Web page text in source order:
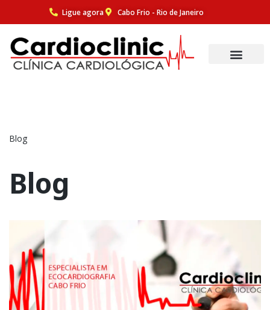
para
o
Ligue agora Cabo Frio - Rio de Janeiro
Blog
Blog